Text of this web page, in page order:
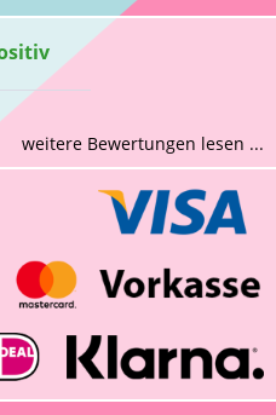
weitere Bewertungen lesen ...